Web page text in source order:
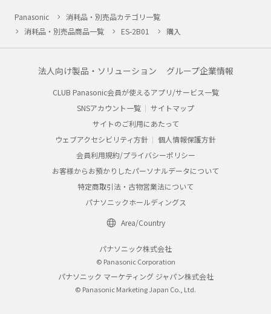
Panasonic
消耗品・別売品カテゴリ一覧
消耗品・別売品商品一覧
ES-2B01 購入
法人向け製品・ソリューション グループ企業情報
CLUB Panasonic会員が使えるアプリ/サービス一覧
SNSアカウント一覧
サイトマップ
サイトのご利用にあたって
ウェブアクセシビリティ方針
個人情報保護方針
会員利用規約/プライバシーポリシー
お客様からお預かりしたパーソナルデータについて
特定商取引法・古物営業法について
パナソニックホールディングス
Area/Country
パナソニック株式会社
© Panasonic Corporation
パナソニック マーケティング ジャパン株式会社
© Panasonic Marketing Japan Co., Ltd.